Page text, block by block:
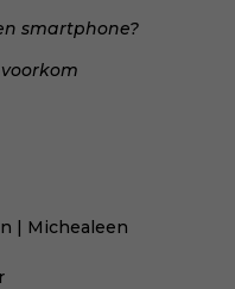
smartphone?
| Michealeen